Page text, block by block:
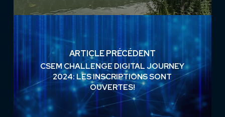
ARTICLE PRÉCÉDENT
CSEM CHALLENGE DIGITAL JOURNEY
2024: LES INSCRIPTIONS SONT
OUVERTES!